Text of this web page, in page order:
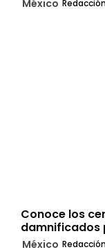
México
Conoce los
damnificados
México